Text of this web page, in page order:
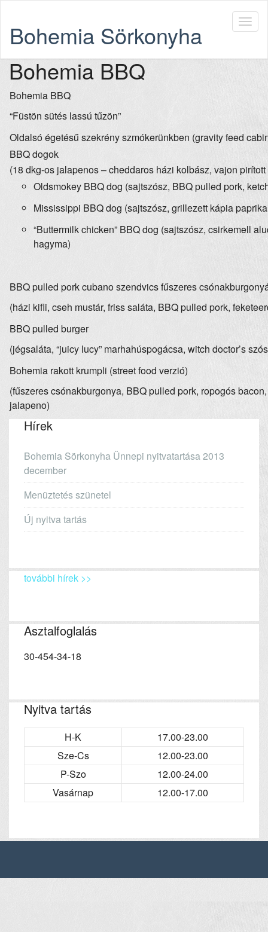
Bohemia Sörkonyha
Bohemia BBQ
Bohemia BBQ
“Füstön sütés lassú tűzön”
Oldalsó égetésű szekrény szmókerünkben (gravity feed
BBQ dogok
(18 dkg-os jalapenos – cheddaros házi kolbász, vajon
Oldsmokey BBQ dog (sajtszósz, BBQ pulled pork,
Mississippi BBQ dog (sajtszósz, grillezett kápia
“Buttermilk chicken” BBQ dog (sajtszósz, csirkemell
hagyma)
BBQ pulled pork cubano szendvics fűszeres
(házi kifli, cseh mustár, friss saláta, BBQ pulled pork,
BBQ pulled burger
(jégsaláta, “juicy lucy” marhahúspogácsa, witch doctor’s
Bohemia rakott krumpli (street food verzió)
(fűszeres csónakburgonya, BBQ pulled pork, ropogós
jalapeno)
Hírek
Bohemia Sörkonyha Ünnepi nyitvatartása 2013
december
Menüztetés szünetel
Új nyitva tartás
további hírek >>
Asztalfoglalás
30-454-34-18
Nyitva tartás
H-K
17.00-23.00
Sze-Cs
12.00-23.00
P-Szo
12.00-24.00
Vasárnap
12.00-17.00